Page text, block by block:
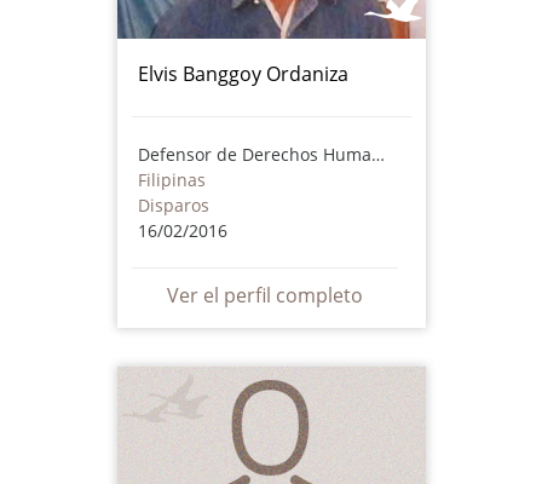
Elvis Banggoy Ordaniza
Defensor de Derechos Humanos
Filipinas
Disparos
16/02/2016
Ver el perfil completo